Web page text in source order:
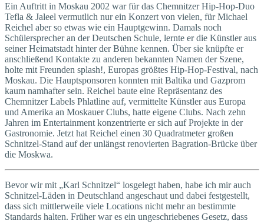
Ein Auftritt in Moskau 2002 war für das Chemnitzer Hip-Hop-Duo
Tefla & Jaleel vermutlich nur ein Konzert von vielen, für Michael
Reichel aber so etwas wie ein Hauptgewinn. Damals noch
Schülersprecher an der Deutschen Schule, lernte er die Künstler aus
seiner Heimatstadt hinter der Bühne kennen. Über sie knüpfte er
anschließend Kontakte zu anderen bekannten Namen der Szene,
holte mit Freunden splash!, Europas größtes Hip-Hop-Festival, nach
Moskau. Die Haupt­sponsoren konnten mit Baltika und Gazprom
kaum namhafter sein. Reichel baute eine Repräsentanz des
Chemnitzer Labels Phlatline auf, vermittelte Künstler aus Europa
und Amerika an Moskauer Clubs, hatte eigene Clubs. Nach zehn
Jahren im Entertainment konzentrierte er sich auf Projekte in der
Gastronomie. Jetzt hat Reichel einen 30 Quadrat­meter großen
Schnitzel-Stand auf der unlängst renovierten Bagration-Brücke über
die Moskwa.
Bevor wir mit „Karl Schnitzel“ losgelegt haben, habe ich mir auch
Schnitzel-Läden in Deutschland angeschaut und dabei festgestellt,
dass sich mittlerweile viele Locations nicht mehr an bestimmte
Standards halten. Früher war es ein ungeschriebenes Gesetz, dass